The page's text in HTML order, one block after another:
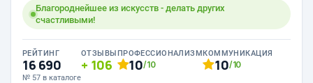
Благороднейшее из искусств - делать других
счастливыми!
РЕЙТИНГ
16 690
№ 57 в каталоге
ОТЗЫВЫ
106
ПРОФЕССИОНАЛИЗМ
10/10
КОММУНИКАЦИЯ
10/10